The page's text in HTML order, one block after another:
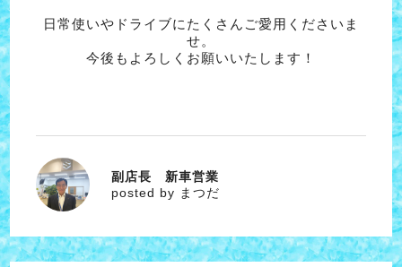
日常使いやドライブにたくさんご愛用くださいま
せ。
今後もよろしくお願いいたします！
まつだ
副店長 新車営業
posted by まつだ